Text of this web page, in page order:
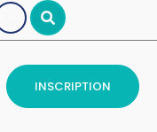
INSCRIPTION